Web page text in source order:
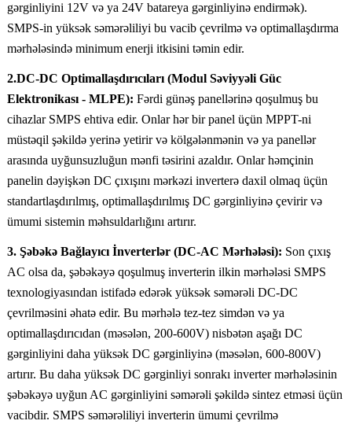
gərginliyini 12V və ya 24V batareya gərginliyinə endirmək).
SMPS-in yüksək səmərəliliyi bu vacib çevrilmə və optimallaşdırma
mərhələsində minimum enerji itkisini təmin edir.
2.DC-DC Optimallaşdırıcıları (Modul Səviyyəli Güc
Elektronikası - MLPE): Fərdi günəş panellərinə qoşulmuş bu
cihazlar SMPS ehtiva edir. Onlar hər bir panel üçün MPPT-ni
müstəqil şəkildə yerinə yetirir və kölgələnmənin və ya panellər
arasında uyğunsuzluğun mənfi təsirini azaldır. Onlar həmçinin
panelin dəyişkən DC çıxışını mərkəzi inverterə daxil olmaq üçün
standartlaşdırılmış, optimallaşdırılmış DC gərginliyinə çevirir və
ümumi sistemin məhsuldarlığını artırır.
3. Şəbəkə Bağlayıcı İnverterlər (DC-AC Mərhələsi): Son çıxış
AC olsa da, şəbəkəyə qoşulmuş inverterin ilkin mərhələsi SMPS
texnologiyasından istifadə edərək yüksək səmərəli DC-DC
çevrilməsini əhatə edir. Bu mərhələ tez-tez simdən və ya
optimallaşdırıcıdan (məsələn, 200-600V) nisbətən aşağı DC
gərginliyini daha yüksək DC gərginliyinə (məsələn, 600-800V)
artırır. Bu daha yüksək DC gərginliyi sonrakı inverter mərhələsinin
şəbəkəyə uyğun AC gərginliyini səmərəli şəkildə sintez etməsi üçün
vacibdir. SMPS səmərəliliyi inverterin ümumi çevrilmə